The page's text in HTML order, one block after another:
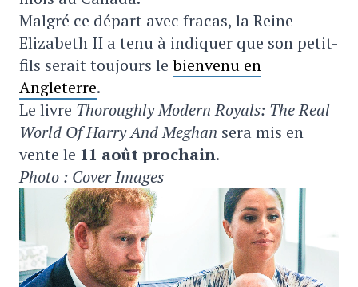
Malgré ce départ avec fracas, la Reine
Elizabeth II a tenu à indiquer que son petit-
fils serait toujours le bienvenu en
Angleterre.
Le livre Thoroughly Modern Royals: The Real
World Of Harry And Meghan sera mis en
vente le 11 août prochain.
Photo : Cover Images